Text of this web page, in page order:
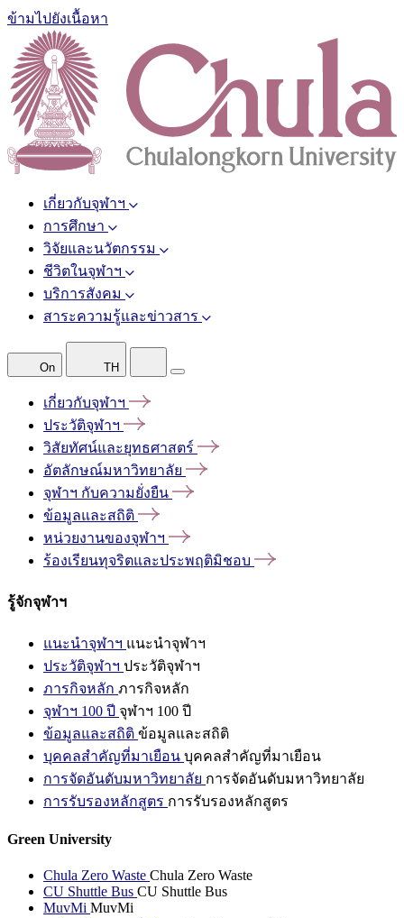
ข้ามไปยังเนื้อหา
เกี่ยวกับจุฬาฯ
การศึกษา
วิจัยและนวัตกรรม
ชีวิตในจุฬาฯ
บริการสังคม
สาระความรู้และข่าวสาร
On TH
เกี่ยวกับจุฬาฯ
ประวัติจุฬาฯ
วิสัยทัศน์และยุทธศาสตร์
อัตลักษณ์มหาวิทยาลัย
จุฬาฯ กับความยั่งยืน
ข้อมูลและสถิติ
หน่วยงานของจุฬาฯ
ร้องเรียนทุจริตและประพฤติมิชอบ
รู้จักจุฬาฯ
แนะนำจุฬาฯ แนะนำจุฬาฯ
ประวัติจุฬาฯ ประวัติจุฬาฯ
ภารกิจหลัก ภารกิจหลัก
จุฬาฯ 100 ปี จุฬาฯ 100 ปี
ข้อมูลและสถิติ ข้อมูลและสถิติ
บุคคลสำคัญที่มาเยือน บุคคลสำคัญที่มาเยือน
การจัดอันดับมหาวิทยาลัย การจัดอันดับมหาวิทยาลัย
การรับรองหลักสูตร การรับรองหลักสูตร
Green University
Chula Zero Waste Chula Zero Waste
CU Shuttle Bus CU Shuttle Bus
MuvMi MuvMi